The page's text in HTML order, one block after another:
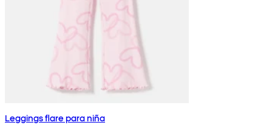
Leggings flare para niña